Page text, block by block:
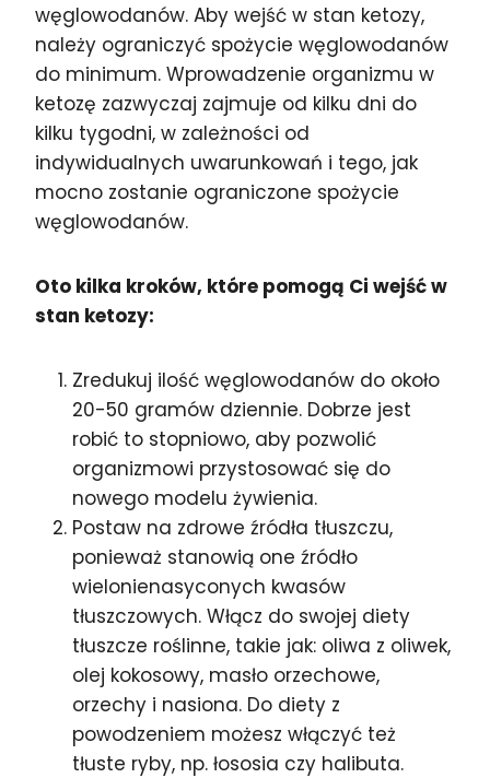
węglowodanów. Aby wejść w stan ketozy,
należy ograniczyć spożycie węglowodanów
do minimum. Wprowadzenie organizmu w
ketozę zazwyczaj zajmuje od kilku dni do
kilku tygodni, w zależności od
indywidualnych uwarunkowań i tego, jak
mocno zostanie ograniczone spożycie
węglowodanów.
Oto kilka kroków, które pomogą Ci wejść w
stan ketozy:
Zredukuj ilość węglowodanów do około
20-50 gramów dziennie. Dobrze jest
robić to stopniowo, aby pozwolić
organizmowi przystosować się do
nowego modelu żywienia.
Postaw na zdrowe źródła tłuszczu,
ponieważ stanowią one źródło
wielonienasyconych kwasów
tłuszczowych. Włącz do swojej diety
tłuszcze roślinne, takie jak: oliwa z oliwek,
olej kokosowy, masło orzechowe,
orzechy i nasiona. Do diety z
powodzeniem możesz włączyć też
tłuste ryby, np. łososia czy halibuta.